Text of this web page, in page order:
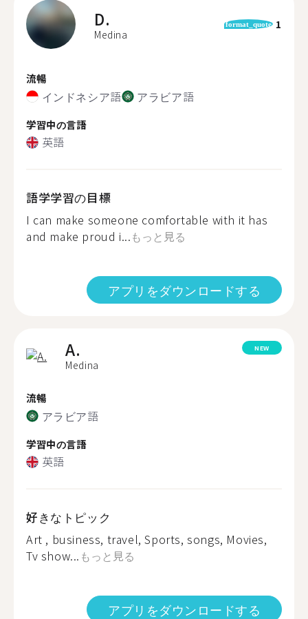
D.
Medina
format_quote 1
流暢
インドネシア語 アラビア語
学習中の言語
英語
語学学習の目標
I can make someone comfortable with it has
and make proud i...もっと見る
アプリをダウンロードする
A.
Medina
NEW
流暢
アラビア語
学習中の言語
英語
好きなトピック
Art , business, travel, Sports, songs, Movies,
Tv show... もっと見る
アプリをダウンロードする